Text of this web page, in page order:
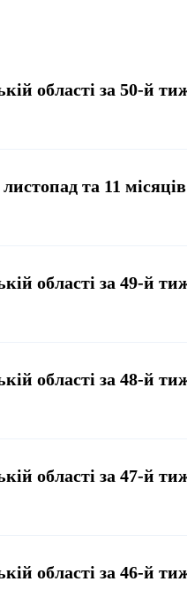
області за 50-й
та 11
області за 49-й
області за 48-й
області за 47-й
області за 46-й